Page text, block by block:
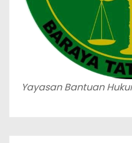
Yayasan Bantuan